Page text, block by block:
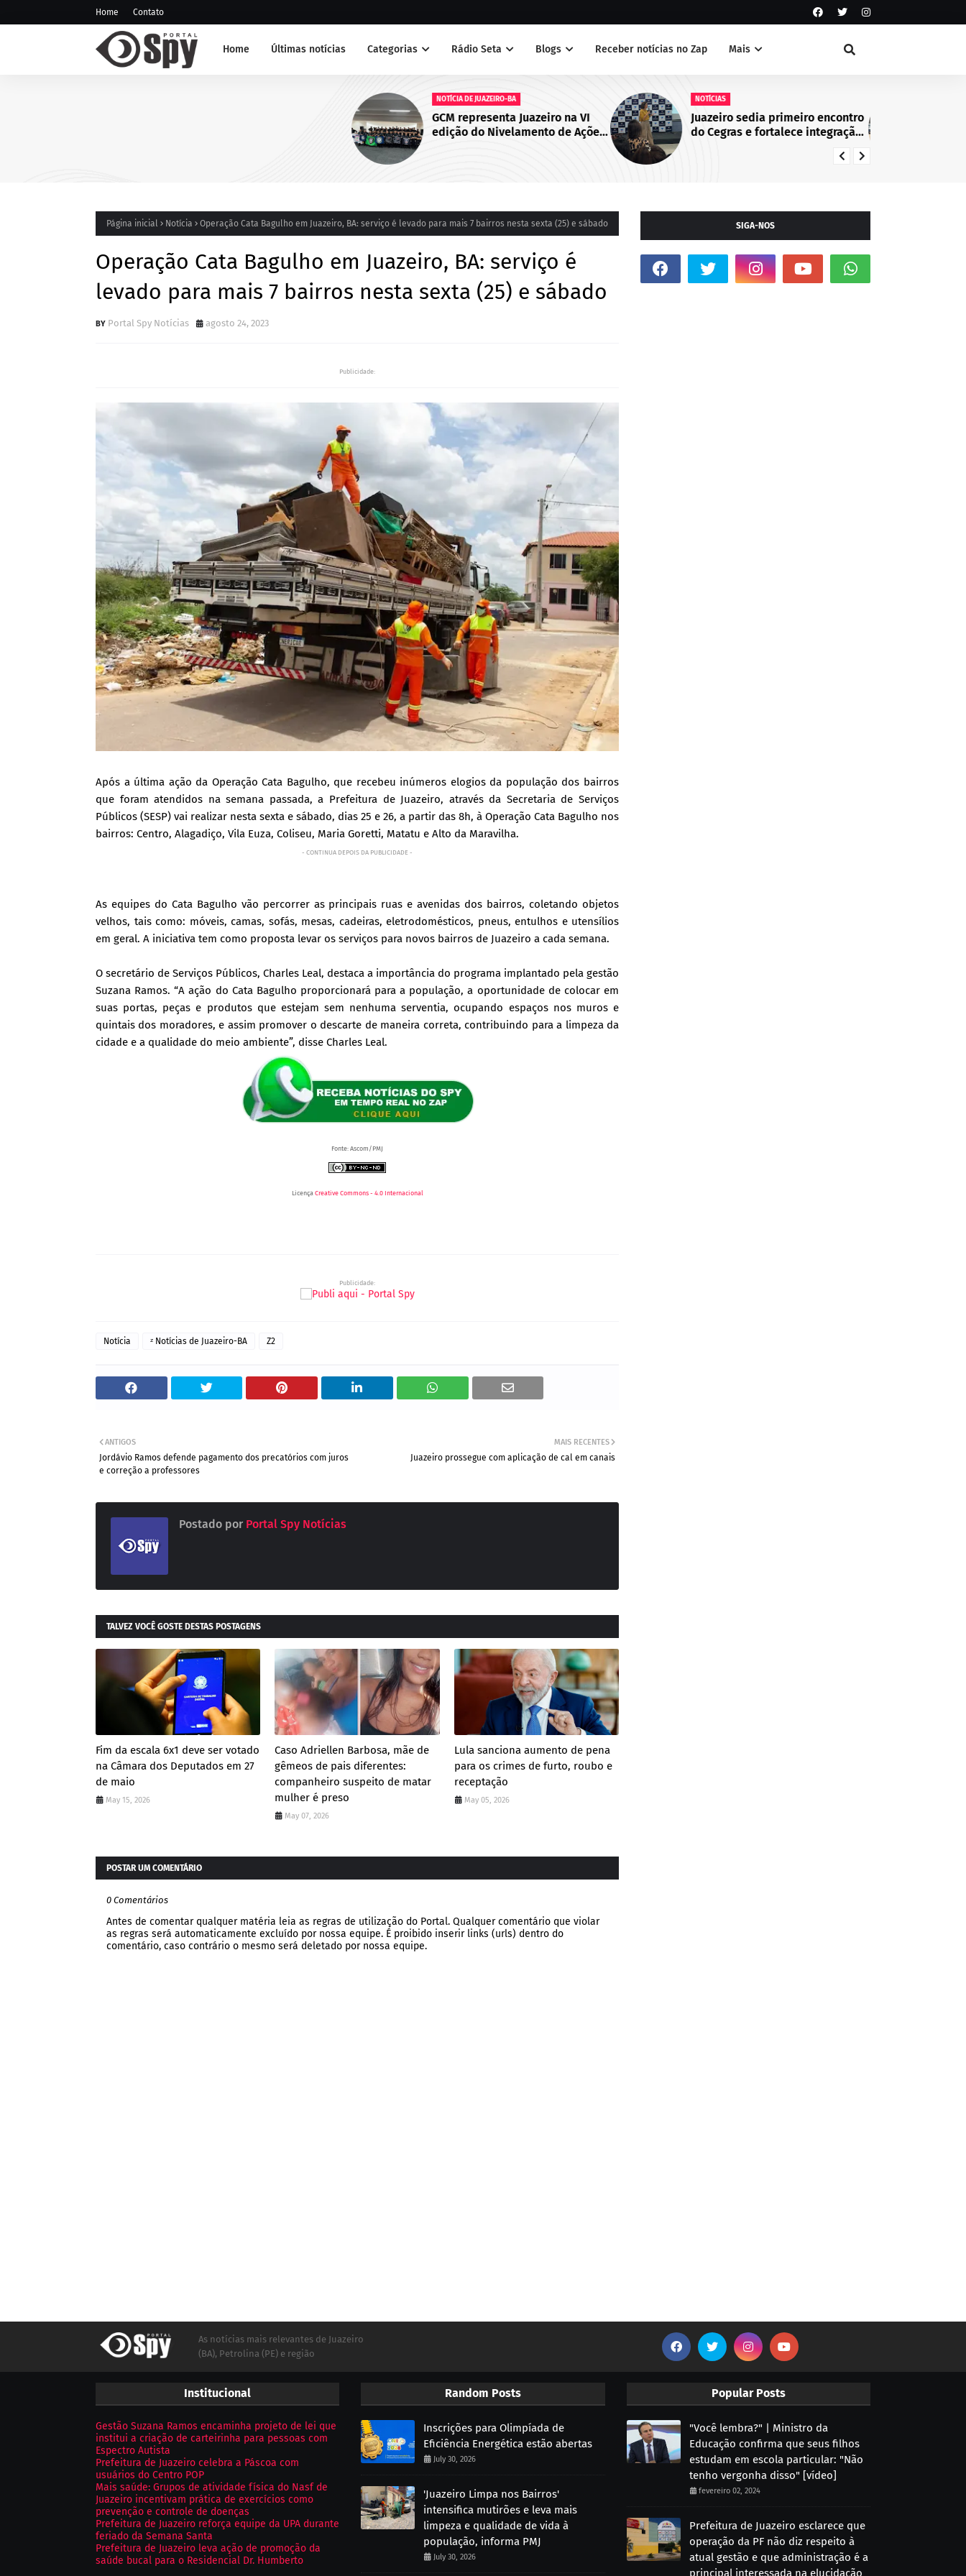
Home Contato
Home Últimas notícias Categorias Rádio Seta Blogs Receber notícias no Zap Mais
edição do Nivelamento de Ações
Táticas (NAT-ROMU), em Cabo de
NOTÍCIAS
Juazeiro sedia primeiro encontro
do Cegras e fortalece integração
da saúde na Macrorregião Norte
NOTÍCIAS
Guarda Civil Municipal identifica
suspeito de atos de vandalismo
Página inicial Notícia Operação Cata Bagulho em Juazeiro, BA: serviço é levado para mais 7 bairros nesta sexta (25) e sábado
Operação Cata Bagulho em Juazeiro, BA: serviço é
levado para mais 7 bairros nesta sexta (25) e sábado
Portal Spy Notícias agosto 24, 2023
Publicidade:
Após a última ação da Operação Cata Bagulho, que recebeu inúmeros elogios da população dos bairros
que foram atendidos na semana passada, a Prefeitura de Juazeiro, através da Secretaria de Serviços
Públicos (SESP) vai realizar nesta sexta e sábado, dias 25 e 26, a partir das 8h, à Operação Cata Bagulho nos
bairros: Centro, Alagadiço, Vila Euza, Coliseu, Maria Goretti, Matatu e Alto da Maravilha.
- CONTINUA DEPOIS DA PUBLICIDADE -
As equipes do Cata Bagulho vão percorrer as principais ruas e avenidas dos bairros, coletando objetos
velhos, tais como: móveis, camas, sofás, mesas, cadeiras, eletrodomésticos, pneus, entulhos e utensílios
em geral. A iniciativa tem como proposta levar os serviços para novos bairros de Juazeiro a cada semana.
O secretário de Serviços Públicos, Charles Leal, destaca a importância do programa implantado pela gestão
Suzana Ramos. “A ação do Cata Bagulho proporcionará para a população, a oportunidade de colocar em
suas portas, peças e produtos que estejam sem nenhuma serventia, ocupando espaços nos muros e
quintais dos moradores, e assim promover o descarte de maneira correta, contribuindo para a limpeza da
cidade e a qualidade do meio ambiente”, disse Charles Leal.
Fonte: Ascom/PMJ
Licença Creative Commons - 4.0 Internacional
Publicidade:
Notícia ᶻ Notícias de Juazeiro-BA Z2
MAIS RECENTES
Juazeiro prossegue com aplicação de cal em canais
ANTIGOS
Jordávio Ramos defende pagamento dos precatórios com juros
e correção a professores
Postado por Portal Spy Notícias
TALVEZ VOCÊ GOSTE DESTAS POSTAGENS
Fim da escala 6x1 deve ser votado
na Câmara dos Deputados em 27
de maio
May 15, 2026
Caso Adriellen Barbosa, mãe de
gêmeos de pais diferentes:
companheiro suspeito de matar
mulher é preso
May 07, 2026
Lula sanciona aumento de pena
para os crimes de furto, roubo e
receptação
May 05, 2026
POSTAR UM COMENTÁRIO
0 Comentários
Antes de comentar qualquer matéria leia as regras de utilização do Portal. Qualquer comentário que violar
as regras será automaticamente excluído por nossa equipe. É proibido inserir links (urls) dentro do
comentário, caso contrário o mesmo será deletado por nossa equipe.
SIGA-NOS
As notícias mais relevantes de Juazeiro
(BA), Petrolina (PE) e região
Institucional
Gestão Suzana Ramos encaminha projeto de lei que
institui a criação de carteirinha para pessoas com
Espectro Autista
Prefeitura de Juazeiro celebra a Páscoa com
usuários do Centro POP
Mais saúde: Grupos de atividade física do Nasf de
Juazeiro incentivam prática de exercícios como
prevenção e controle de doenças
Prefeitura de Juazeiro reforça equipe da UPA durante
feriado da Semana Santa
Prefeitura de Juazeiro leva ação de promoção da
saúde bucal para o Residencial Dr. Humberto
Random Posts
Inscrições para Olimpíada de
Eficiência Energética estão abertas
July 30, 2026
'Juazeiro Limpa nos Bairros'
intensifica mutirões e leva mais
limpeza e qualidade de vida à
população, informa PMJ
July 30, 2026
Popular Posts
"Você lembra?" | Ministro da
Educação confirma que seus filhos
estudam em escola particular: "Não
tenho vergonha disso" [vídeo]
fevereiro 02, 2024
Prefeitura de Juazeiro esclarece que
operação da PF não diz respeito à
atual gestão e que administração é a
principal interessada na elucidação